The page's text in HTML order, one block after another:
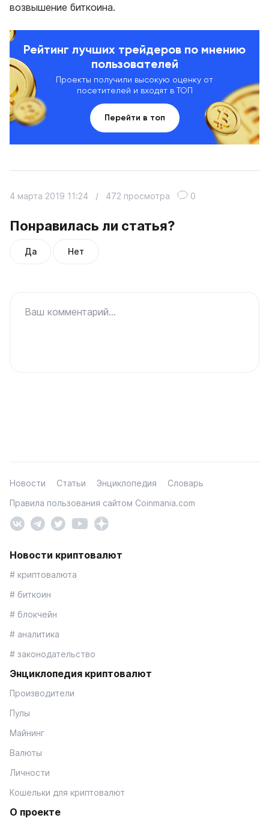
возвышение биткоина.
Рейтинг лучших трейдеров по мнению
пользователей
Проекты получили высокую оценку от
посетителей и входят в ТОП
Перейти в топ
Понравилась ли статья?
Да Нет
4 марта 2019 11:24 / 472 просмотра 0
Ваш комментарий...
Новости Статьи Энциклопедия
Словарь
Правила пользования сайтом Coinmania.com
Новости криптовалют
# криптовалюта
# биткоин
# блокчейн
# аналитика
# законодательство
Энциклопедия криптовалют
Производители
Пулы
Майнинг
Валюты
Личности
Кошельки для криптовалют
О проекте